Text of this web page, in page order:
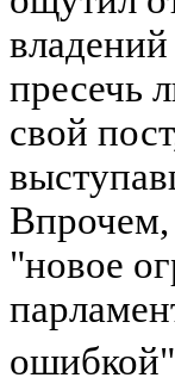
пресечь
свой
Впрочем,
"новое
ошибкой"